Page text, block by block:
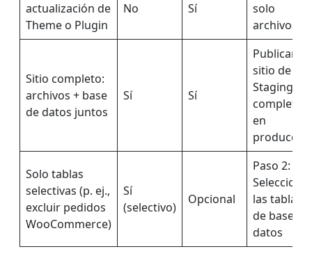
actualización de
Theme o Plugin
No Sí
solo
archivos
Sitio completo:
archivos + base
de datos juntos
Sí Sí
Publicar el
sitio de
Staging
completo
en
Solo tablas
selectivas (p. ej.,
excluir pedidos
WooCommerce)
Sí
(selectivo)
Opcional
Paso 2:
Selecciona
las tablas
de base de
datos